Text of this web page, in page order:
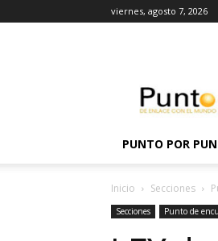
viernes, agosto 7, 2026
PUNTO POR
Inicio Secciones
Secciones Punto de